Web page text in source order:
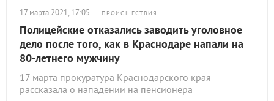
17 марта 2021, 17:05 ПРОИСШЕСТВИЯ
Полицейские отказались заводить уголовное
дело после того, как в Краснодаре напали на
80-летнего мужчину
17 марта прокуратура Краснодарского края
рассказала о нападении на пенсионера